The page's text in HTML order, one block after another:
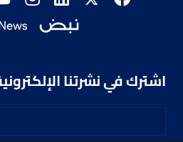
اشترك في نشرتنا